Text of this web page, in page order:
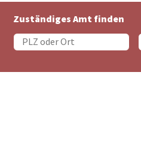
Zuständiges Amt finden